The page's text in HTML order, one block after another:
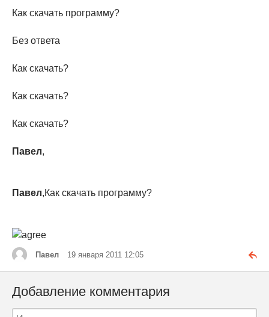
Как скачать программу?
Без ответа
Как скачать?
Как скачать?
Как скачать?
Павел,
Павел,Как скачать программу?
Павел 19 января 2011 12:05
Добавление комментария